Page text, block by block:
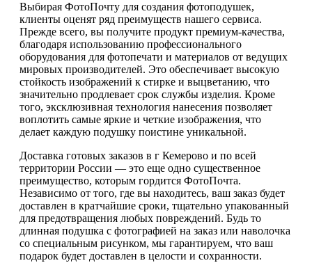
Выбирая ФотоПочту для создания фотоподушек,
клиенты оценят ряд преимуществ нашего сервиса.
Прежде всего, вы получите продукт премиум-качества,
благодаря использованию профессионального
оборудования для фотопечати и материалов от ведущих
мировых производителей. Это обеспечивает высокую
стойкость изображений к стирке и выцветанию, что
значительно продлевает срок службы изделия. Кроме
того, эксклюзивная технология нанесения позволяет
воплотить самые яркие и четкие изображения, что
делает каждую подушку поистине уникальной.
Доставка готовых заказов в г Кемерово и по всей
территории России — это еще одно существенное
преимущество, которым гордится ФотоПочта.
Независимо от того, где вы находитесь, ваш заказ будет
доставлен в кратчайшие сроки, тщательно упакованный
для предотвращения любых повреждений. Будь то
длинная подушка с фотографией на заказ или наволочка
со специальным рисунком, мы гарантируем, что ваш
подарок будет доставлен в целости и сохранности.